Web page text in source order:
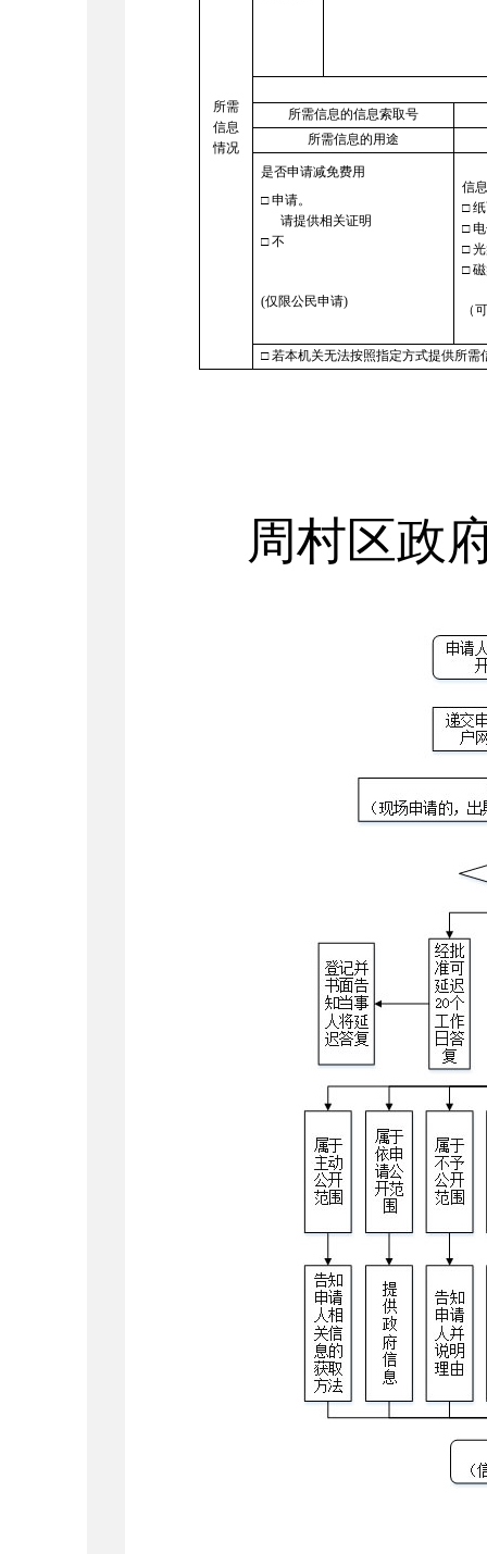
所需
信息
情况
所需信息的信息索取号
所需信息的用途
是否申请减免费用
信
□纸
□电
□光
□磁
（
□申请。
请提供相关证明
□不
(仅限公民申请)
□若本机关无法按照指定方式提供所需
周村区政